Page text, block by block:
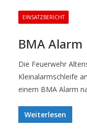
EINSATZBERICHT
BMA Alarm
Die Feuerwehr
Kleinalarmschleife
einem BMA Alarm
Weiterlesen